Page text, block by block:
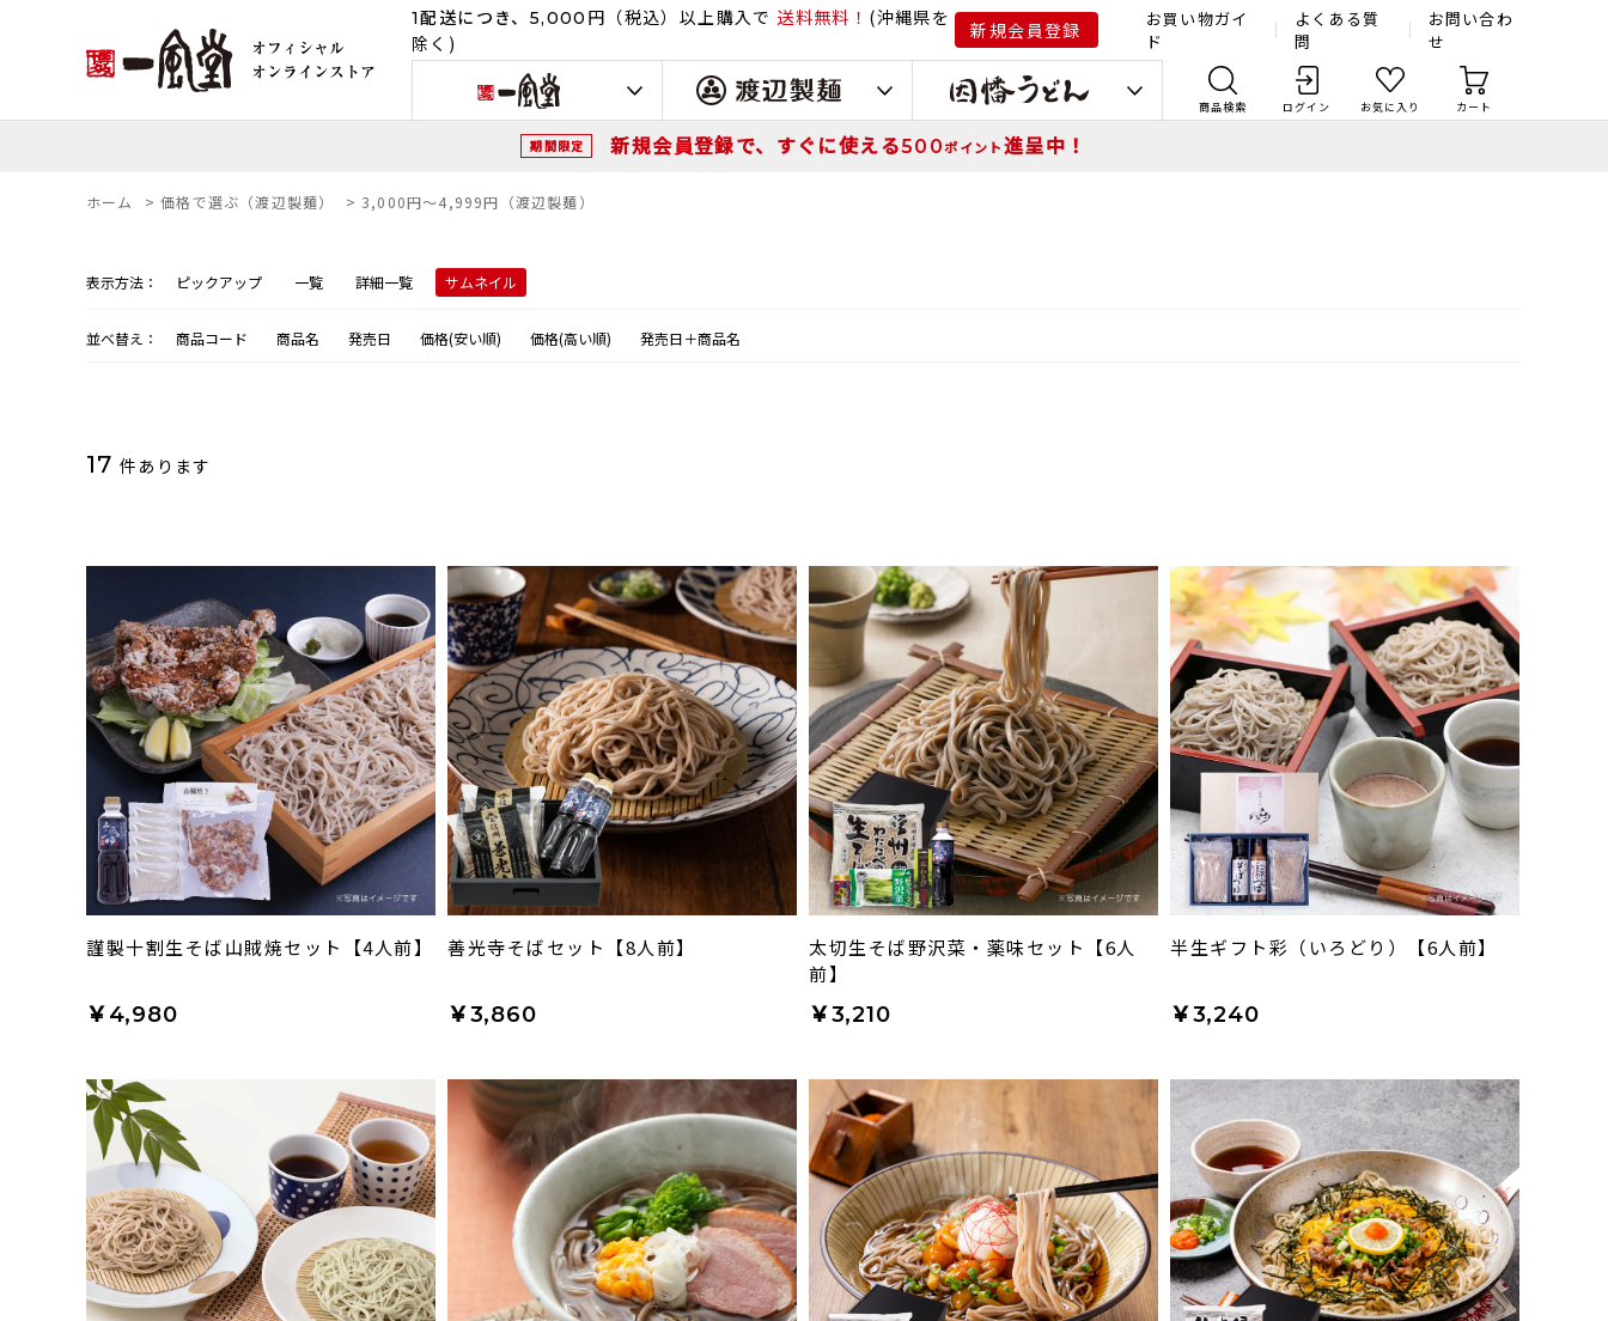
1配送につき、5,000 円（税込） 以上購入で 送料無料！ (沖縄県を
除く)
新規会員登録
お買い物ガイ
ド
よくある質
問
お問い合わ
せ
商品検索 ログイン お気に入り カート
期間限定 新規会員登録で、すぐに使える500ポイント進呈中！
ホーム >価格で選ぶ（渡辺製麺） > 3,000円～4,999円（渡辺製麺）
表示方法： ピックアップ 一覧 詳細一覧 サムネイル
並べ替え： 商品コード 商品名 発売日 価格(安い順) 価格(高い順) 発売日＋商品名
17 件あります
謹製十割生そば山賊焼セット【4人前】
￥4,980
善光寺そばセット【8人前】
￥3,860
太切生そば野沢菜・薬味セット【6人
前】
￥3,210
半生ギフト彩（いろどり）【6人前】
￥3,240